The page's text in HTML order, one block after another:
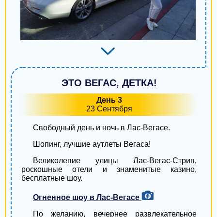
Черноморск
Борисполь
Лубны
Новая Каховка
Белгород-Днестровский
Горишние Плавни
Ахтырка
ЭТО ВЕГАС, ДЕТКА!
День 3
23 Сентября
Свободный день и ночь в Лас-Вегасе.
Шопинг, лучшие аутлеты Вегаса!
Великолепие улицы Лас-Вегас-Стрип,
роскошные отели и знаменитые казино,
бесплатные шоу.
Огненное шоу в Лас-Вегасе
По желанию, вечернее развлекательное